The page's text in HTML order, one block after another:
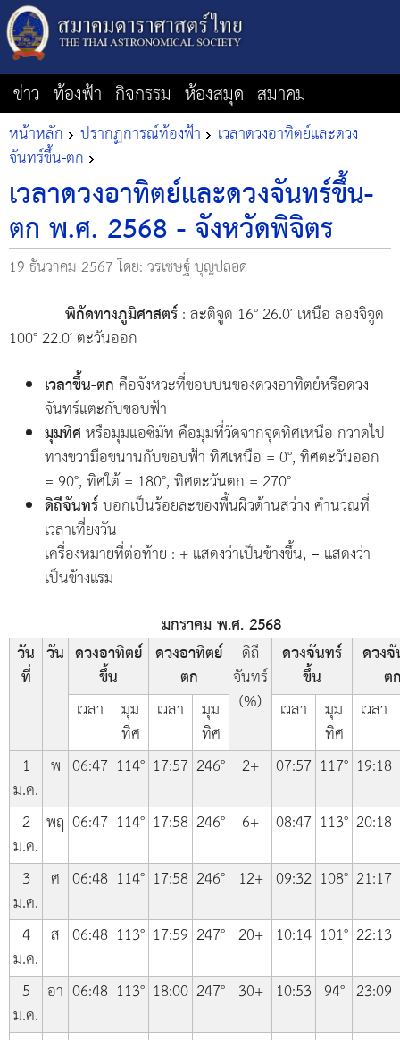
ข่าว ท้องฟ้า กิจกรรม ห้องสมุด สมาคม
หน้าหลัก ปรากฏการณ์ท้องฟ้า เวลาดวงอาทิตย์และดวง
จันทร์ขึ้น-ตก
เวลาดวงอาทิตย์และดวงจันทร์ขึ้น-
ตก พ.ศ. 2568 - จังหวัดพิจิตร
19 ธันวาคม 2567โดย: วรเชษฐ์ บุญปลอด
พิกัดทางภูมิศาสตร์: ละติจูด 16° 26.0′ เหนือ ลองจิจูด
100° 22.0′ ตะวันออก
เวลาขึ้น-ตกคือจังหวะที่ขอบบนของดวงอาทิตย์หรือดวง
จันทร์แตะกับขอบฟ้า
มุมทิศหรือมุมแอซิมัท คือมุมที่วัดจากจุดทิศเหนือ กวาดไป
ทางขวามือขนานกับขอบฟ้า ทิศเหนือ = 0°, ทิศตะวันออก
= 90°, ทิศใต้ = 180°, ทิศตะวันตก = 270°
ดิถีจันทร์บอกเป็นร้อยละของพื้นผิวด้านสว่าง คำนวณที่
เวลาเที่ยงวัน
เครื่องหมายที่ต่อท้าย : + แสดงว่าเป็นข้างขึ้น, − แสดงว่า
เป็นข้างแรม
มกราคม พ.ศ. 2568
วัน
ที่
วัน ดวงอาทิตย์
ขึ้น
ดวงอาทิตย์
ตก
ดิถี
จันทร์
(%)
ดวงจันทร์
ขึ้น
ดวง
ต
เวลา
มุม
ทิศ
เวลา มุม
ทิศ
เวลา มุม
ทิศ
เวลา
1
ม.ค.
พ 06:47 114° 17:57 246° 2+ 07:57 117° 19:18
2
ม.ค.
พฤ 06:47 114° 17:58 246° 6+ 08:47 113° 20:18
3
ม.ค.
ศ 06:48 114° 17:58 246° 12+ 09:32 108° 21:17
4
ม.ค.
ส 06:48 113° 17:59 247° 20+ 10:14 101° 22:13
5
ม.ค.
อา 06:48 113° 18:00 247° 30+ 10:53 94° 23:09